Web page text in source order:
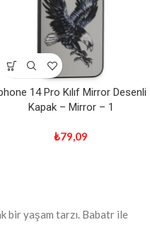
14 Pro Kılıf Mirror Desenli
Kapak – Mirror – 1
₺79,09
bir yaşam tarzı. Babatr ile